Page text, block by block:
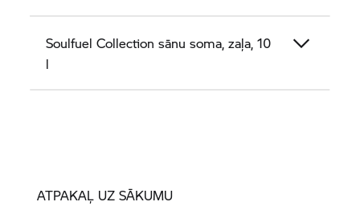
Soulfuel Collection sānu soma, zaļa, 10
l
ATPAKAĻ UZ SĀKUMU